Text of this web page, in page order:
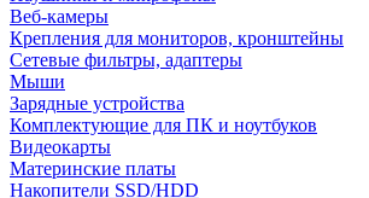
Веб-камеры
Крепления для мониторов, кронштейны
Сетевые фильтры, адаптеры
Мыши
Зарядные устройства
Комплектующие для ПК и ноутбуков
Видеокарты
Материнские платы
Накопители SSD/HDD